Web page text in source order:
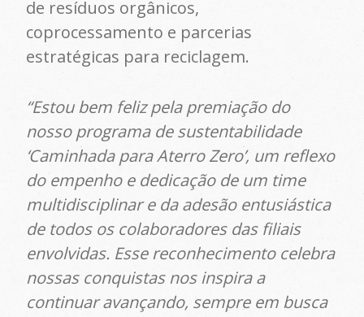
de resíduos orgânicos,
coprocessamento e parcerias
estratégicas para reciclagem.
“Estou bem feliz pela premiação do
nosso programa de sustentabilidade
‘Caminhada para Aterro Zero’, um reflexo
do empenho e dedicação de um time
multidisciplinar e da adesão entusiástica
de todos os colaboradores das filiais
envolvidas. Esse reconhecimento celebra
nossas conquistas nos inspira a
continuar avançando, sempre em busca